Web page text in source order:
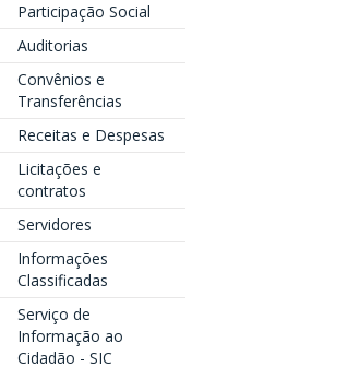
Participação Social
Auditorias
Convênios e
Transferências
Receitas e Despesas
Licitações e
contratos
Servidores
Informações
Classificadas
Serviço de
Informação ao
Cidadão - SIC